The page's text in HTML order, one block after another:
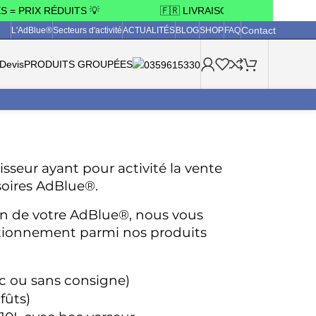
PRIX RÉDUITS 💡 🇫🇷 LIVRAISON OFFERTE 3
L'AdBlue®Secteurs d'activitéACTUALITÉSBLOGSHOPFAQContact
PRODUITS GROUPÉES
ayant pour activité la vente
AdBlue®.
de votre AdBlue®, nous vous
parmi nos produits
ou sans consigne)